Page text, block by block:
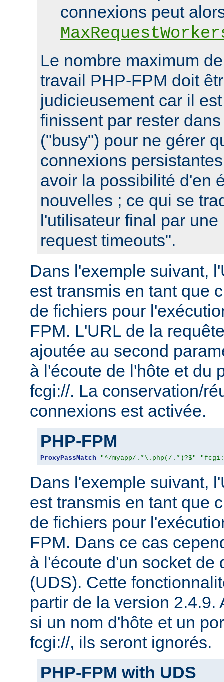
connexions peut
Le nombre maximum
travail PHP-FPM doit
judicieusement car il
finissent par rester
("busy") pour ne gérer
connexions
avoir la possibilité d'en
nouvelles ; ce qui se
l'utilisateur final par
request timeouts".
Dans l'exemple suivant,
est transmis en tant que
de fichiers pour
FPM. L'URL de la
ajoutée au second
à l'écoute de l'hôte et du
fcgi://. La conservation/
connexions est activée.
PHP-FPM
ProxyPassMatch "^/myapp/.*\.php(/.*)?$"
Dans l'exemple suivant,
est transmis en tant que
de fichiers pour
FPM. Dans ce cas
à l'écoute d'un socket de
(UDS). Cette
partir de la version 2.4.9.
si un nom d'hôte et un
fcgi://, ils seront ignorés.
PHP-FPM with UDS